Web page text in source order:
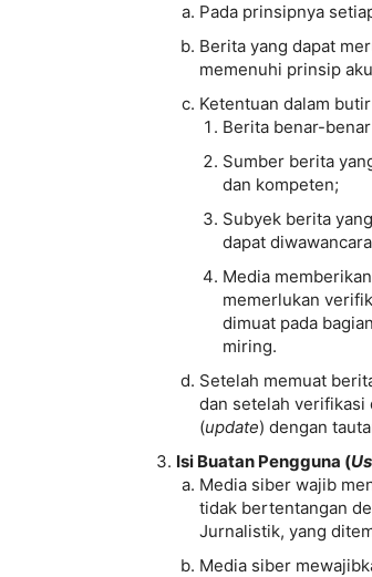
Pada prinsipnya
Berita yang dapat
memenuhi prinsip
Ketentuan dalam
Berita benar-
Sumber berita
dan kompeten;
Subyek berita
dapat
Media
memerlukan
dimuat pada
miring.
Setelah memuat
dan setelah verifikasi
(update) dengan
Isi Buatan Pengguna (
Media siber wajib
tidak bertentangan
Jurnalistik, yang
Media siber